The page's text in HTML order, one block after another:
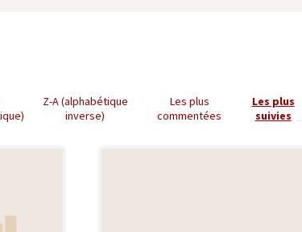
Z-A (alphabétique
inverse)
Les plus
commentées
Les plus
suivies